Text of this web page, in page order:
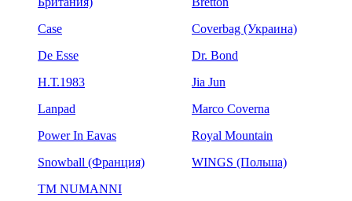
Case
Coverbag (Украина)
De Esse
Dr. Bond
H.Т.1983
Jia Jun
Lanpad
Marco Coverna
Power In Eavas
Royal Mountain
Snowball (Франция)
WINGS (Польша)
ТМ NUMANNI